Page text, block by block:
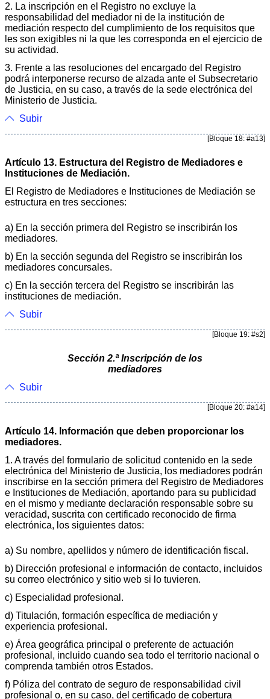
2. La inscripción en el Registro no excluye la
responsabilidad del mediador ni de la institución de
mediación respecto del cumplimiento de los requisitos que
les son exigibles ni la que les corresponda en el ejercicio de
su actividad.
3. Frente a las resoluciones del encargado del Registro
podrá interponerse recurso de alzada ante el Subsecretario
de Justicia, en su caso, a través de la sede electrónica del
Ministerio de Justicia.
Subir
[Bloque 18: #a13]
Artículo 13. Estructura del Registro de Mediadores e
Instituciones de Mediación.
El Registro de Mediadores e Instituciones de Mediación se
estructura en tres secciones:
a) En la sección primera del Registro se inscribirán los
mediadores.
b) En la sección segunda del Registro se inscribirán los
mediadores concursales.
c) En la sección tercera del Registro se inscribirán las
instituciones de mediación.
Subir
[Bloque 19: #s2]
Sección 2.ª Inscripción de los
mediadores
Subir
[Bloque 20: #a14]
Artículo 14. Información que deben proporcionar los
mediadores.
1. A través del formulario de solicitud contenido en la sede
electrónica del Ministerio de Justicia, los mediadores podrán
inscribirse en la sección primera del Registro de Mediadores
e Instituciones de Mediación, aportando para su publicidad
en el mismo y mediante declaración responsable sobre su
veracidad, suscrita con certificado reconocido de firma
electrónica, los siguientes datos:
a) Su nombre, apellidos y número de identificación fiscal.
b) Dirección profesional e información de contacto, incluidos
su correo electrónico y sitio web si lo tuvieren.
c) Especialidad profesional.
d) Titulación, formación específica de mediación y
experiencia profesional.
e) Área geográfica principal o preferente de actuación
profesional, incluido cuando sea todo el territorio nacional o
comprenda también otros Estados.
f) Póliza del contrato de seguro de responsabilidad civil
profesional o, en su caso, del certificado de cobertura